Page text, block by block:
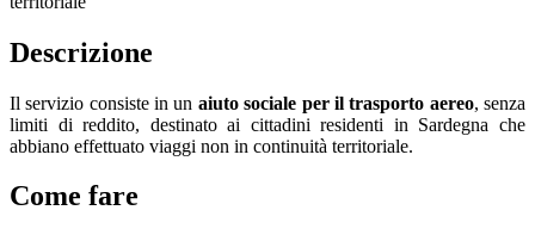
Descrizione
Il servizio consiste in un aiuto sociale per il trasporto aereo, senza
limiti di reddito, destinato ai cittadini residenti in Sardegna che
abbiano effettuato viaggi non in continuità territoriale.
Come fare